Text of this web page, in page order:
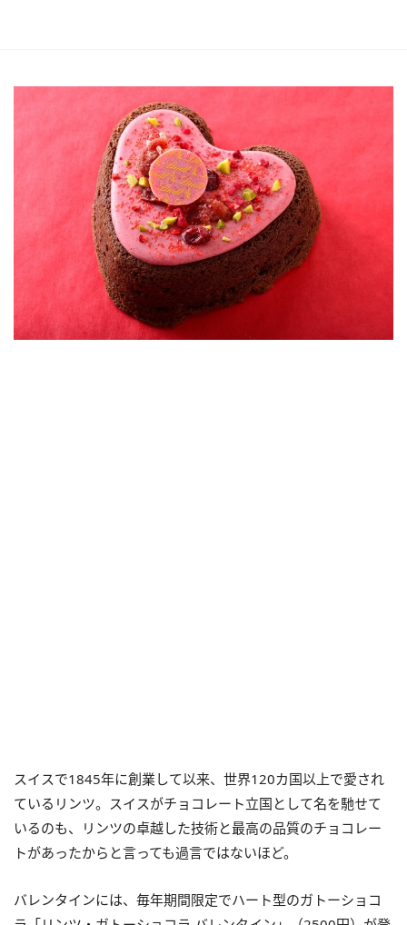
スイスで1845年に創業して以来、世界120カ国以上で愛され
ているリンツ。スイスがチョコレート立国として名を馳せて
いるのも、リンツの卓越した技術と最高の品質のチョコレー
トがあったからと言っても過言ではないほど。
バレンタインには、毎年期間限定でハート型のガトーショコ